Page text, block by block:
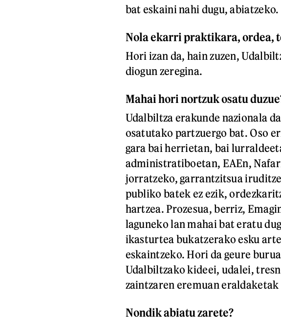
bat eskaini nahi dugu, abiatzeko.
Nola ekarri praktikara, ordea,
Hori izan da, hain zuzen,
diogun zeregina.
Mahai hori nortzuk osatu
Udalbiltza erakunde nazionala
osatutako partzuergo bat. Oso
gara bai herrietan, bai
administratiboetan, EAEn,
jorratzeko, garrantzitsua
publiko batek ez ezik,
hartzea. Prozesua, berriz,
laguneko lan mahai bat eratu
ikasturtea bukatzerako esku
eskaintzeko. Hori da geure
Udalbiltzako kideei, udalei,
zaintzaren eremuan eraldaketak
Nondik abiatu zarete?